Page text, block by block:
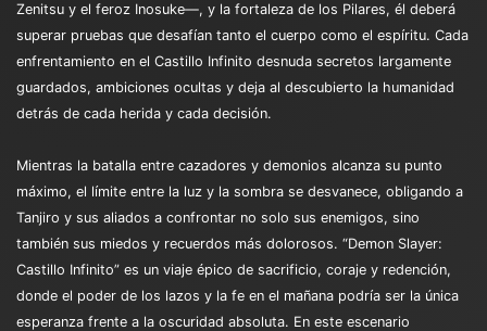
Zenitsu y el feroz Inosuke—, y la fortaleza de los Pilares, él deberá
superar pruebas que desafían tanto el cuerpo como el espíritu. Cada
enfrentamiento en el Castillo Infinito desnuda secretos largamente
guardados, ambiciones ocultas y deja al descubierto la humanidad
detrás de cada herida y cada decisión.
Mientras la batalla entre cazadores y demonios alcanza su punto
máximo, el límite entre la luz y la sombra se desvanece, obligando a
Tanjiro y sus aliados a confrontar no solo sus enemigos, sino
también sus miedos y recuerdos más dolorosos. “Demon Slayer:
Castillo Infinito” es un viaje épico de sacrificio, coraje y redención,
donde el poder de los lazos y la fe en el mañana podría ser la única
esperanza frente a la oscuridad absoluta. En este escenario